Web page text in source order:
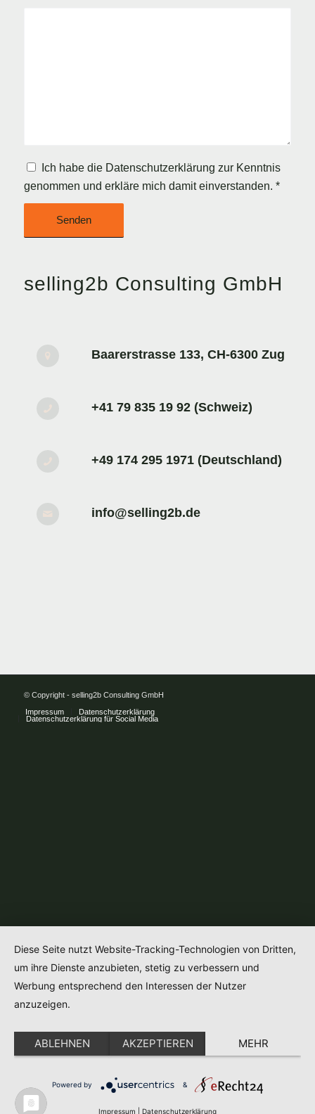
Ich habe die Datenschutzerklärung zur Kenntnis
genommen und erkläre mich damit einverstanden. *
selling2b Consulting GmbH
Baarerstrasse 133, CH-6300 Zug
+41 79 835 19 92 (Schweiz)
+49 174 295 1971 (Deutschland)
info@selling2b.de
© Copyright - selling2b Consulting GmbH
Impressum
Datenschutzerklärung
Datenschutzerklärung für Social Media
Diese Seite nutzt Website-Tracking-Technologien von Dritten,
um ihre Dienste anzubieten, stetig zu verbessern und
Werbung entsprechend den Interessen der Nutzer
anzuzeigen.
ABLEHNEN AKZEPTIEREN MEHR
Powered by &
Impressum Datenschutzerklärung